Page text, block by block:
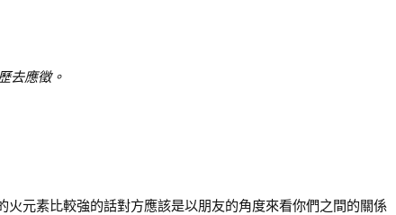
去應徵。
元素比較強的話對方應該是以朋友的角度來看你們之間的關係